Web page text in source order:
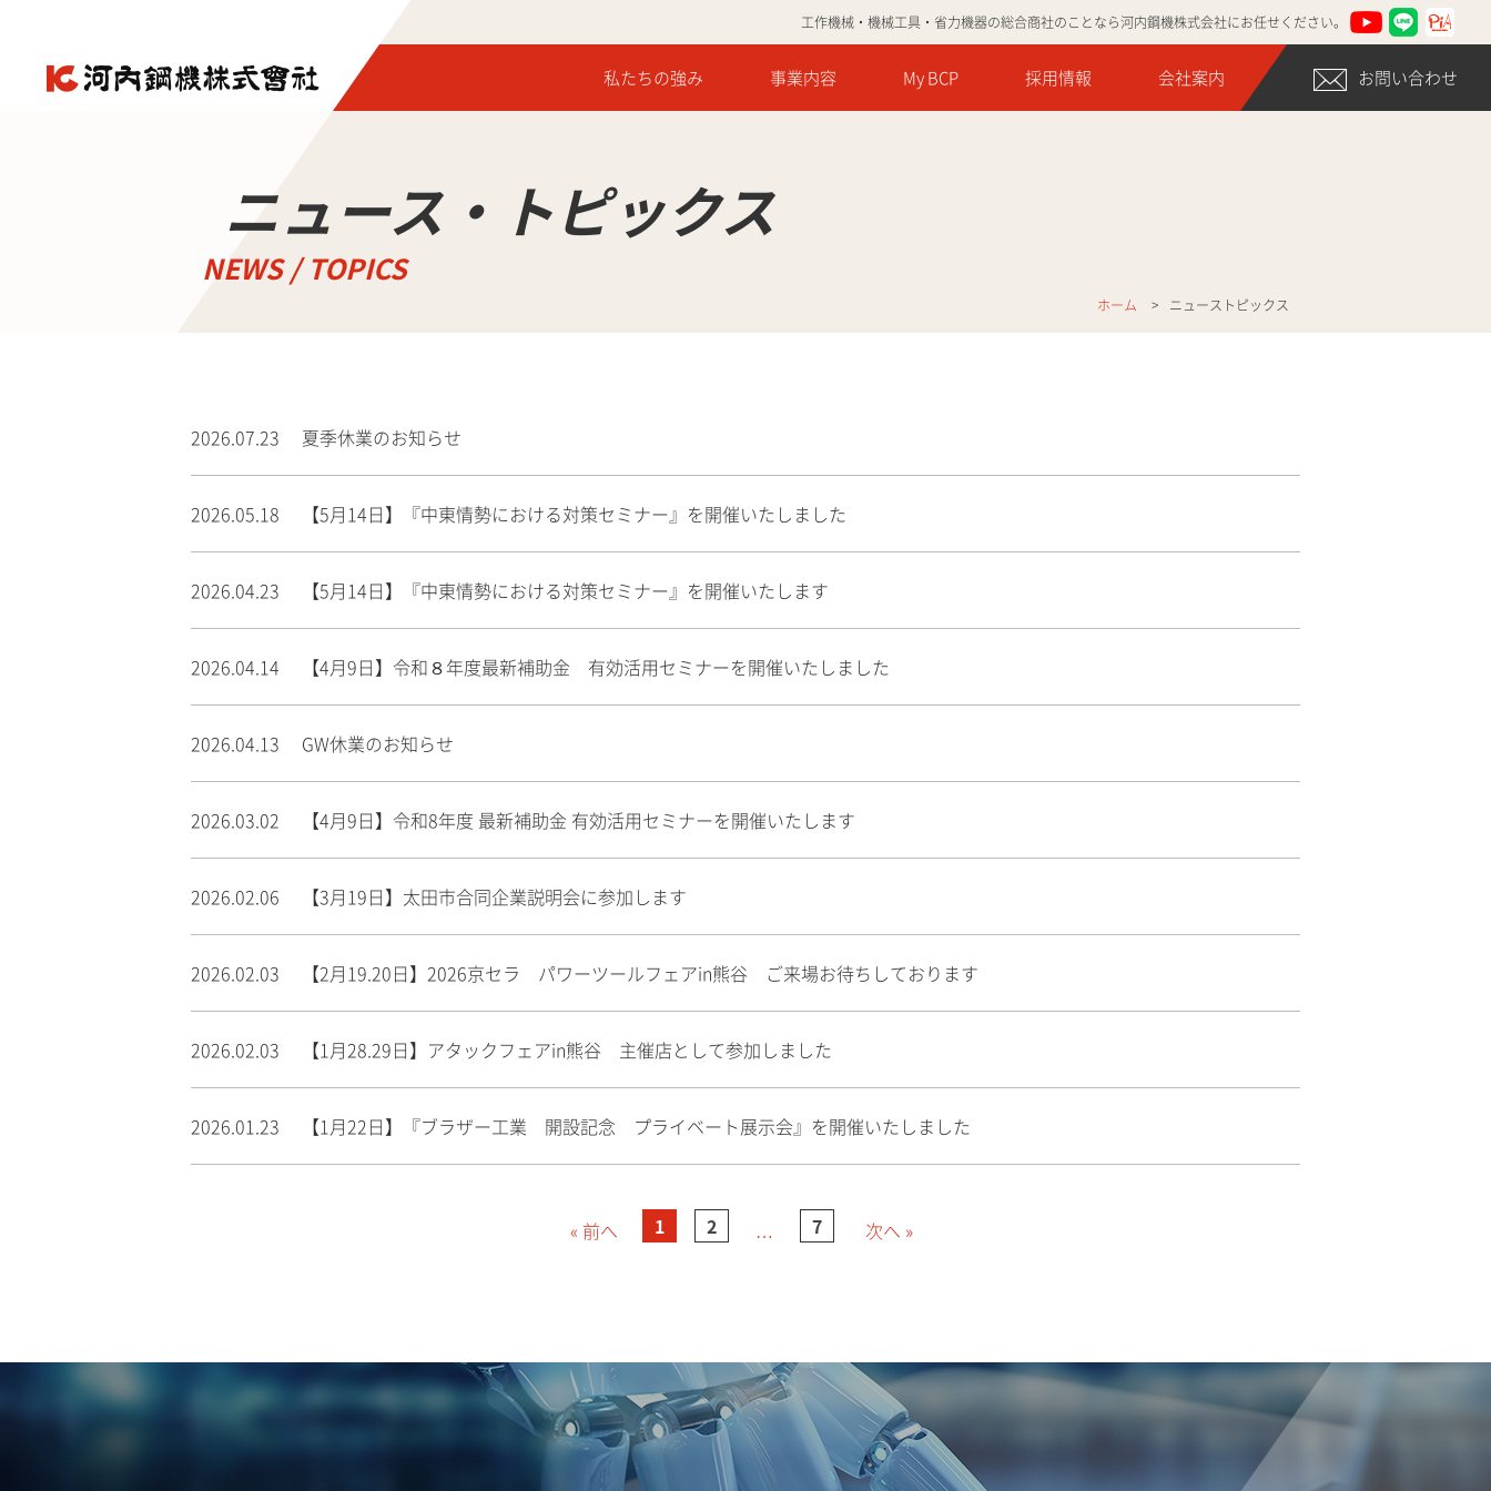
工作機械・機械工具・省力機器の総合商社のことなら河内鋼機株式会社にお任せください。
私たちの強み 事業内容 My BCP 採用情報 会社案内 お問い合わせ
ニュース・トピックス
ホーム ニューストピックス
2026.07.23 夏季休業のお知らせ
2026.05.18 【5月14日】『中東情勢における対策セミナー』を開催いたしました
2026.04.23 【5月14日】『中東情勢における対策セミナー』を開催いたします
2026.04.14 【4月9日】令和８年度最新補助金 有効活用セミナーを開催いたしました
2026.04.13 GW休業のお知らせ
2026.03.02 【4月9日】令和8年度 最新補助金 有効活用セミナーを開催いたします
2026.02.06 【3月19日】太田市合同企業説明会に参加します
2026.02.03 【2月19.20日】2026京セラ パワーツールフェアin熊谷 ご来場お待ちしております
2026.02.03 【1月28.29日】アタックフェアin熊谷 主催店として参加しました
2026.01.23 【1月22日】『ブラザー工業 開設記念 プライベート展示会』を開催いたしました
« 前へ 1 2 … 7 次へ »